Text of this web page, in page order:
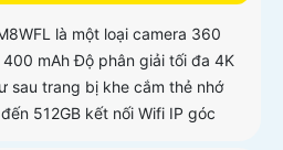
là một loại camera 360
mAh Độ phân giải tối đa 4K
sau trang bị khe cắm thẻ nhớ
512GB kết nối Wifi IP góc